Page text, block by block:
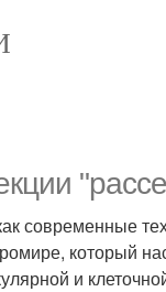
современные
который
и